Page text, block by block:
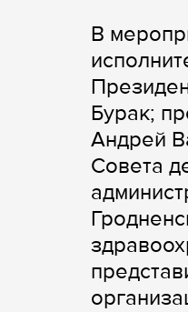
В
Бурак;
Андрей
Совета